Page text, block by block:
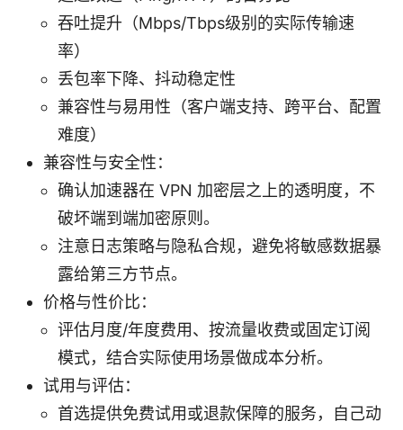
吞吐提升（Mbps/Tbps级别的实际传输速
率）
丢包率下降、抖动稳定性
兼容性与易用性（客户端支持、跨平台、配置
难度）
兼容性与安全性：
确认加速器在 VPN 加密层之上的透明度，不
破坏端到端加密原则。
注意日志策略与隐私合规，避免将敏感数据暴
露给第三方节点。
价格与性价比：
评估月度/年度费用、按流量收费或固定订阅
模式，结合实际使用场景做成本分析。
试用与评估：
首选提供免费试用或退款保障的服务，自己动